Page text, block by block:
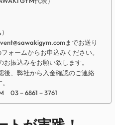
までお送り
ォームからお申込みください。
振込みをお願い致します。
、弊社から入金確認のご連絡
03－6861－3761